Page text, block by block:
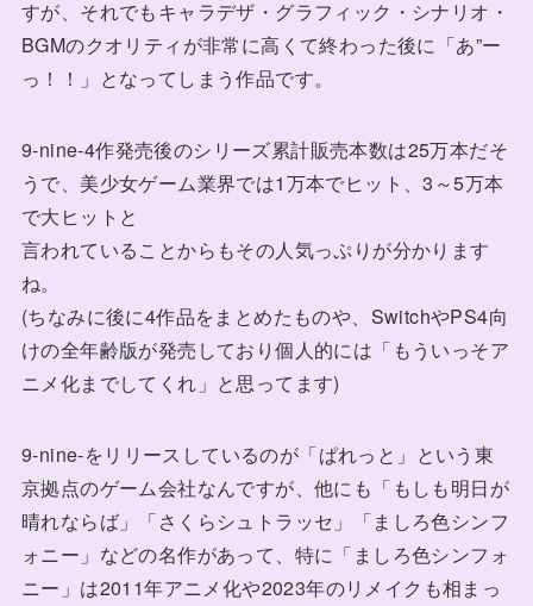
すが、それでもキャラデザ・グラフィック・シナリオ・
BGMのクオリティが非常に高くて終わった後に「あ”ー
っ！！」となってしまう作品です。
9-nine-4作発売後のシリーズ累計販売本数は25万本だそ
うで、美少女ゲーム業界では1万本でヒット、3～5万本
で大ヒットと
言われていることからもその人気っぷりが分かります
ね。
(ちなみに後に4作品をまとめたものや、SwitchやPS4向
けの全年齢版が発売しており個人的には「もういっそア
ニメ化までしてくれ」と思ってます)
9-nine-をリリースしているのが「ぱれっと」という東
京拠点のゲーム会社なんですが、他にも「もしも明日が
晴れならば」「さくらシュトラッセ」「ましろ色シンフ
ォニー」などの名作があって、特に「ましろ色シンフォ
ニー」は2011年アニメ化や2023年のリメイクも相まっ